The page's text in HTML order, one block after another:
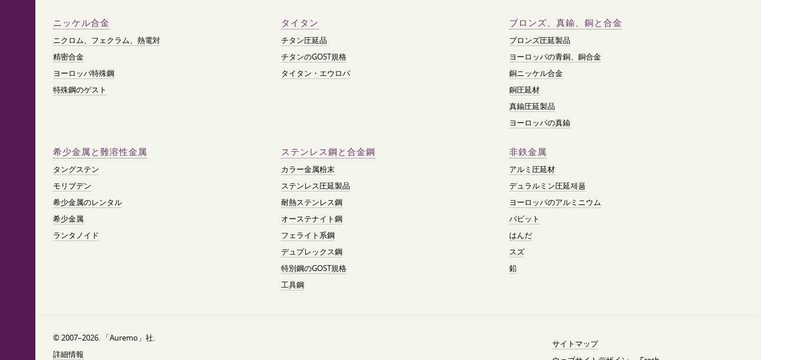
ニッケル合金
ニクロム、フェクラム、熱電対
精密合金
ヨーロッパ特殊鋼
特殊鋼のゲスト
タイタン
チタン圧延品
チタンのGOST規格
タイタン・エウロパ
ブロンズ、真鍮、銅と合金
ブロンズ圧延製品
ヨーロッパの青銅、銅合金
銅ニッケル合金
銅圧延材
真鍮圧延製品
ヨーロッパの真鍮
希少金属と難溶性金属
タングステン
モリブデン
希少金属のレンタル
希少金属
ランタノイド
ステンレス鋼と合金鋼
カラー金属粉末
ステンレス圧延製品
耐熱ステンレス鋼
オーステナイト鋼
フェライト系鋼
デュプレックス鋼
特別鋼のGOST規格
工具鋼
非鉄金属
アルミ圧延材
デュラルミン圧延제품
ヨーロッパのアルミニウム
バビット
はんだ
スズ
鉛
© 2007–2026. 「Auremo」社.
詳細情報
サイトマップ